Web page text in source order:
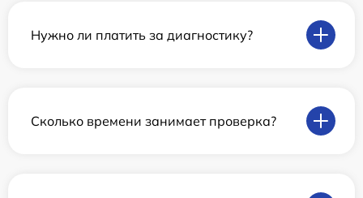
Нужно ли платить за диагностику?
Сколько времени занимает проверка?